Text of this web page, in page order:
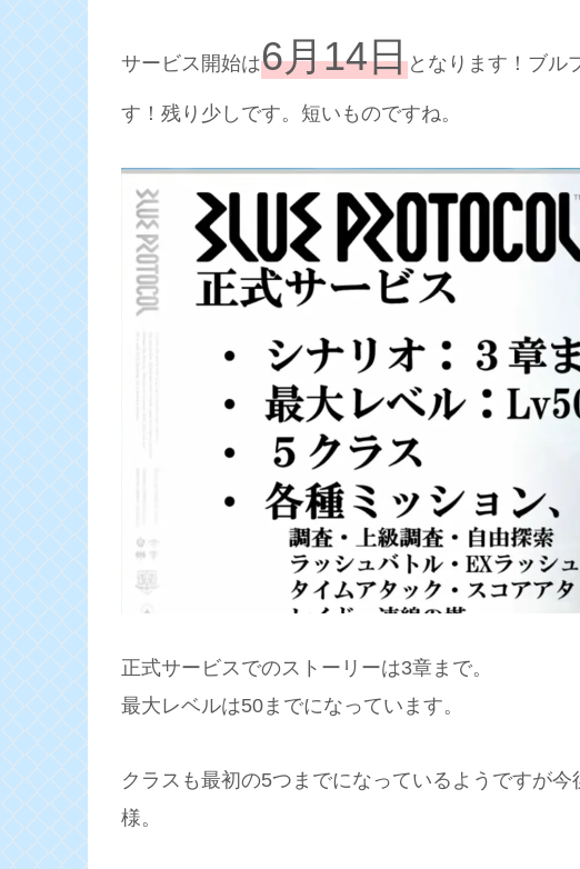
サービス開始は6月14日となります！ブル
す！残り少しです。短いものですね。
正式サービスでのストーリーは3章まで。
最大レベルは50までになっています。
クラスも最初の5つまでになっているようですが
様。